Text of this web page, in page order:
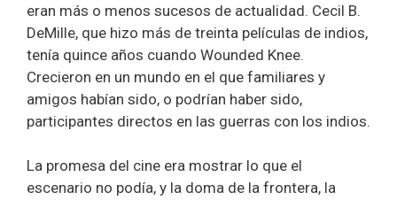
eran más o menos sucesos de actualidad. Cecil B.
DeMille, que hizo más de treinta películas de indios,
tenía quince años cuando Wounded Knee.
Crecieron en un mundo en el que familiares y
amigos habían sido, o podrían haber sido,
participantes directos en las guerras con los indios.
La promesa del cine era mostrar lo que el
escenario no podía, y la doma de la frontera, la